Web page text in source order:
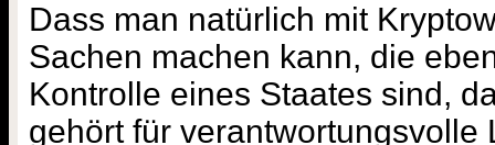
Dass man natürlich mit
Sachen machen kann, die
Kontrolle eines Staates sind,
gehört für verantwortungsvolle